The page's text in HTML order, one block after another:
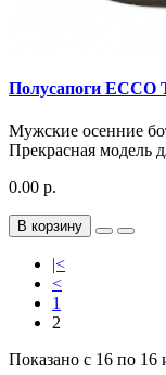
Полусапоги ECCO
Мужские осенние
Прекрасная модель
0.00 р.
В корзину
|<
<
1
2
Показано с 16 по 16